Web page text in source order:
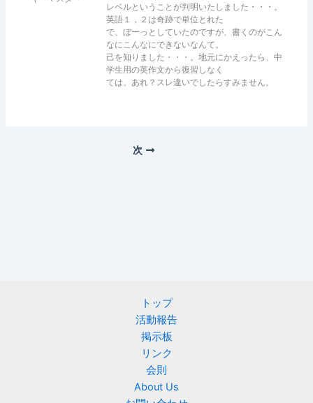
レベルということが判明いたしました・・・。
英語１，２は奇跡で単位とれた
で、ぼーっとしていたのですが、書くのがこん
なにこんなにできないなんて。
己を知りました・・・。地元にかえったら、中
学生用の英作文から復習しなく
ては。あれ？スレ違いでしたらすみません。
次
トップ
活動報告
掲示板
リンク
会則
About Us